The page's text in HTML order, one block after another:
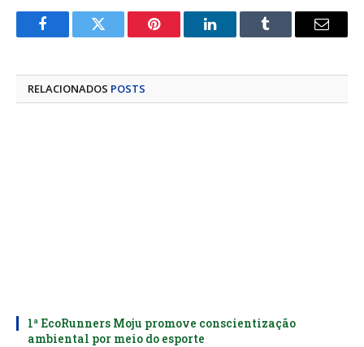
FacebookTwitter Pinterest LinkedInTumblr
E-
RELACIONADOS POSTS
1ª EcoRunners Moju promove conscientização
ambiental por meio do esporte